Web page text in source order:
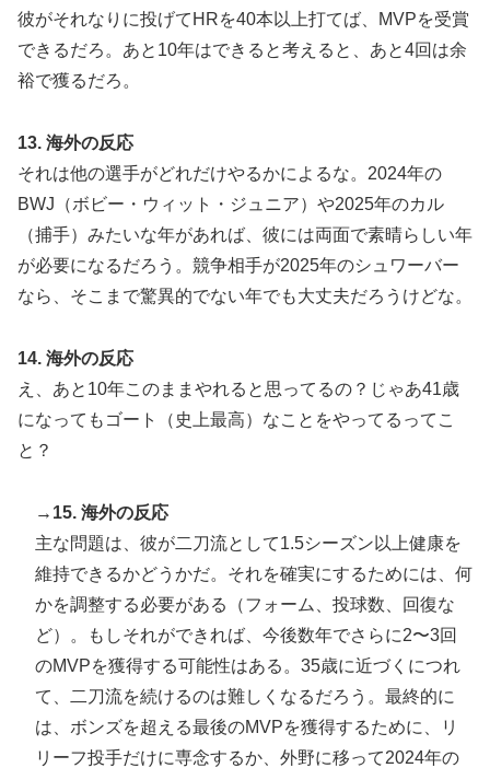
彼がそれなりに投げてHRを40本以上打てば、MVPを受賞
できるだろ。あと10年はできると考えると、あと4回は余
裕で獲るだろ。
13. 海外の反応
それは他の選手がどれだけやるかによるな。2024年の
BWJ（ボビー・ウィット・ジュニア）や2025年のカル
（捕手）みたいな年があれば、彼には両面で素晴らしい年
が必要になるだろう。競争相手が2025年のシュワーバー
なら、そこまで驚異的でない年でも大丈夫だろうけどな。
14. 海外の反応
え、あと10年このままやれると思ってるの？じゃあ41歳
になってもゴート（史上最高）なことをやってるってこ
と？
→15. 海外の反応
主な問題は、彼が二刀流として1.5シーズン以上健康を
維持できるかどうかだ。それを確実にするためには、何
かを調整する必要がある（フォーム、投球数、回復な
ど）。もしそれができれば、今後数年でさらに2〜3回
のMVPを獲得する可能性はある。35歳に近づくにつれ
て、二刀流を続けるのは難しくなるだろう。最終的に
は、ボンズを超える最後のMVPを獲得するために、リ
リーフ投手だけに専念するか、外野に移って2024年の